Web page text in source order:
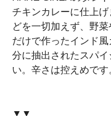
チキンカレーに仕上
どを一切加えず、野
だけで作ったインド
分に抽出されたスパ
い。辛さは控えめです
▼▼